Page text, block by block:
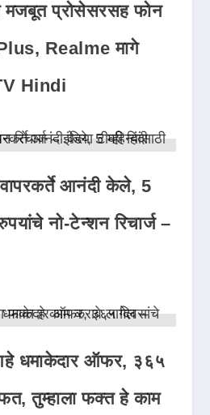
मजबूत प्रोसेसरसह फोन
Realme मागे
Hindi
आनंदी केले, 5
नो-टेन्शन रिचार्ज –
धमाकेदार ऑफर, ३६५
तुम्हाला फक्त हे काम